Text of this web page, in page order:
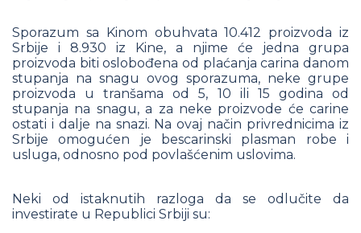
Sporazum sa Kinom obuhvata 10.412 proizvoda iz
Srbije i 8.930 iz Kine, a njime će jedna grupa
proizvoda biti oslobođena od plaćanja carina danom
stupanja na snagu ovog sporazuma, neke grupe
proizvoda u tranšama od 5, 10 ili 15 godina od
stupanja na snagu, a za neke proizvode će carine
ostati i dalje na snazi. Na ovaj način privrednicima iz
Srbije omogućen je bescarinski plasman robe i
usluga, odnosno pod povlašćenim uslovima.
Neki od istaknutih razloga da se odlučite da
investirate u Republici Srbiji su: